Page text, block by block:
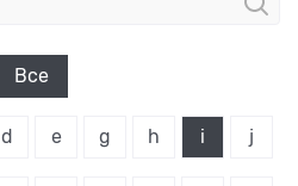
Все
d e g h i j